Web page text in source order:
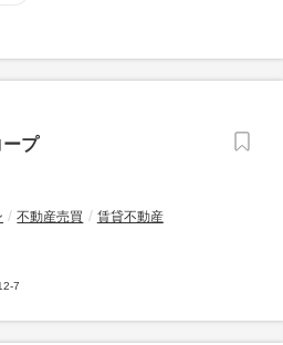
プ
不動産売買 賃貸不動産
7